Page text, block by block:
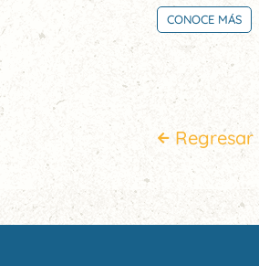
CONOCE MÁS
Regresar